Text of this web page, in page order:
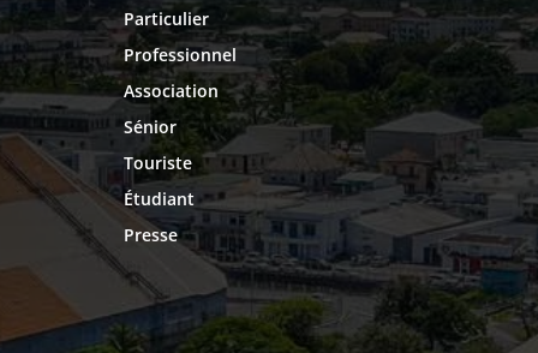
Particulier
Professionnel
Association
Sénior
Touriste
Étudiant
Presse